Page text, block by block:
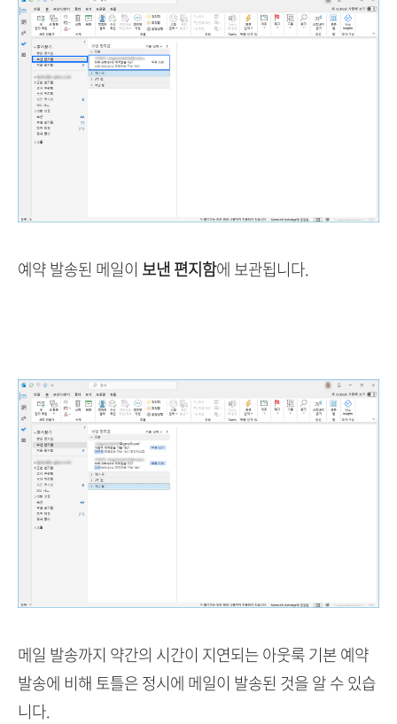
예약 발송된 메일이 보낸 편지함에 보관됩니다.
메일 발송까지 약간의 시간이 지연되는 아웃룩 기본 예약
발송에 비해 토틀은 정시에 메일이 발송된 것을 알 수 있습
니다.